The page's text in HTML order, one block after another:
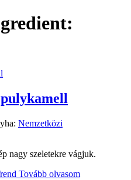
pulykamell
Nemzetközi
nagy szeletekre vágjuk.
Tovább olvasom